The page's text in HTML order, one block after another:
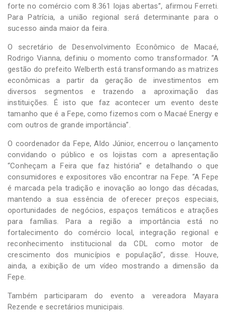
forte no comércio com 8.361 lojas abertas”, afirmou Ferreti.
Para Patrícia, a união regional será determinante para o
sucesso ainda maior da feira.
O secretário de Desenvolvimento Econômico de Macaé,
Rodrigo Vianna, definiu o momento como transformador. “A
gestão do prefeito Welberth está transformando as matrizes
econômicas a partir da geração de investimentos em
diversos segmentos e trazendo a aproximação das
instituições. É isto que faz acontecer um evento deste
tamanho que é a Fepe, como fizemos com o Macaé Energy e
com outros de grande importância”.
O coordenador da Fepe, Aldo Júnior, encerrou o lançamento
convidando o público e os lojistas com a apresentação
“Conheçam a Feira que faz história” e detalhando o que
consumidores e expositores vão encontrar na Fepe. “A Fepe
é marcada pela tradição e inovação ao longo das décadas,
mantendo a sua essência de oferecer preços especiais,
oportunidades de negócios, espaços temáticos e atrações
para famílias. Para a região a importância está no
fortalecimento do comércio local, integração regional e
reconhecimento institucional da CDL como motor de
crescimento dos municípios e população”, disse. Houve,
ainda, a exibição de um vídeo mostrando a dimensão da
Fepe.
Também participaram do evento a vereadora Mayara
Rezende e secretários municipais.